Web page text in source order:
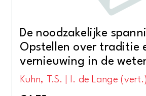
De noodzakelijke
Opstellen over traditie
vernieuwing in de
Kuhn, T.S. | I. de Lange (vert.)